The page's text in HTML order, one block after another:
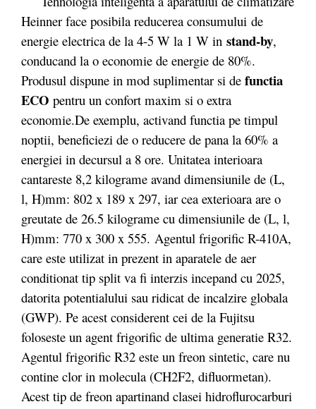
Heinner face posibila reducerea consumului de
energie electrica de la 4-5 W la 1 W in stand-by,
conducand la o economie de energie de 80%.
Produsul dispune in mod suplimentar si de functia
ECO pentru un confort maxim si o extra
economie.De exemplu, activand functia pe timpul
noptii, beneficiezi de o reducere de pana la 60% a
energiei in decursul a 8 ore. Unitatea interioara
cantareste 8,2 kilograme avand dimensiunile de (L,
l, H)mm: 802 x 189 x 297, iar cea exterioara are o
greutate de 26.5 kilograme cu dimensiunile de (L, l,
H)mm: 770 x 300 x 555. Agentul frigorific R-410A,
care este utilizat in prezent in aparatele de aer
conditionat tip split va fi interzis incepand cu 2025,
datorita potentialului sau ridicat de incalzire globala
(GWP). Pe acest considerent cei de la Fujitsu
foloseste un agent frigorific de ultima generatie R32.
Agentul frigorific R32 este un freon sintetic, care nu
contine clor in molecula (CH2F2, difluormetan).
Acest tip de freon apartinand clasei hidroflurocarburi